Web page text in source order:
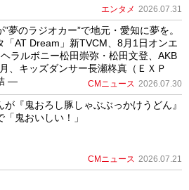
エンタメ 2026.07.31
”夢のラジオカー”で地元・愛知に夢を。
「AT Dream」新TVCM、8月1日オンエ
ラルボニー松田崇弥・松田文登、AKB
、キッズダンサー長瀬柊真（ＥＸＰ
―
CMニュース 2026.07.30
が『鬼おろし豚しゃぶぶっかけうどん』
「鬼おいしい！」
CMニュース 2026.07.21